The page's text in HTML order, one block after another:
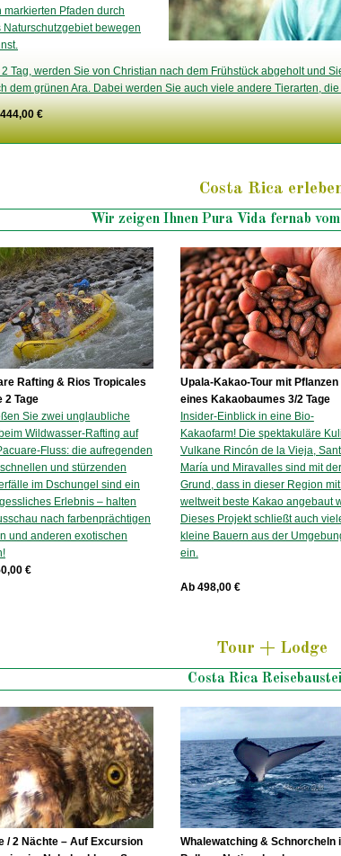
markierten Pfaden durch
Naturschutzgebiet bewegen
2 Tag, werden Sie von Christian nach dem Frühstück abgeholt und
dem grünen Ara. Dabei werden Sie auch viele andere Tierarten,
€
Costa Rica
Wir zeigen Ihnen Pura Vida fernab
Rafting & Rios Tropicales
2 Tage
Sie zwei unglaubliche
Wildwasser-Rafting auf
Fluss: die aufregenden
und stürzenden
im Dschungel sind ein
Erlebnis – halten
nach farbenprächtigen
und anderen exotischen
€
Upala-Kakao-Tour mit Pflanzen
eines Kakaobaumes 3/2 Tage
Insider-Einblick in eine Bio-
Kakaofarm! Die spektakuläre
Vulkane Rincón de la Vieja,
María und Miravalles sind mit der
Grund, dass in dieser Region
weltweit beste Kakao angebaut
Dieses Projekt schließt auch
kleine Bauern aus der
ein.
Ab 498,00 €
Tour + Lodge
Costa Rica
/ 2 Nächte – Auf Excursion
Whalewatching & Schnorcheln